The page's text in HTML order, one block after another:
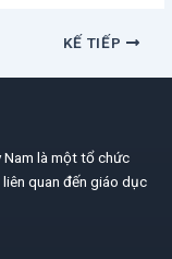
KẾ TIẾP
Nam là một tổ chức
quan đến giáo dục